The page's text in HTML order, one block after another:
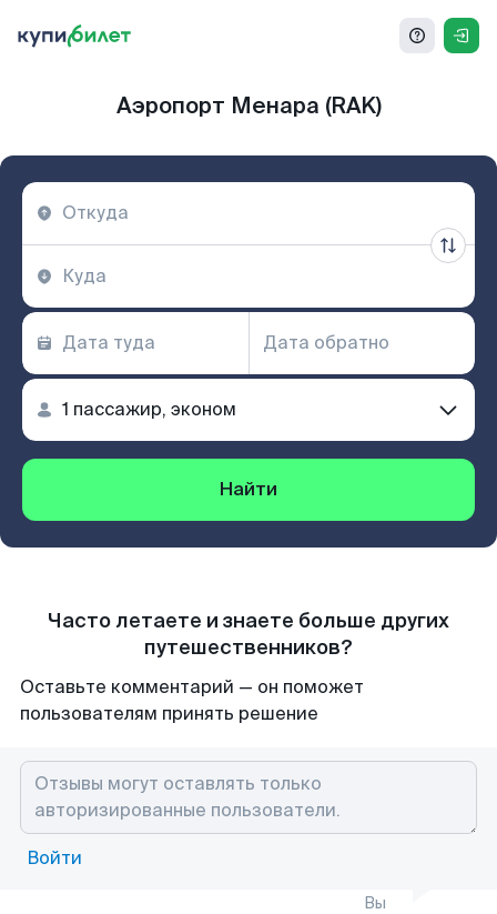
Аэропорт Менара (RAK)
Найти
Часто летаете и знаете больше других
путешественников?
Оставьте комментарий — он поможет
пользователям принять решение
Войти
Вы